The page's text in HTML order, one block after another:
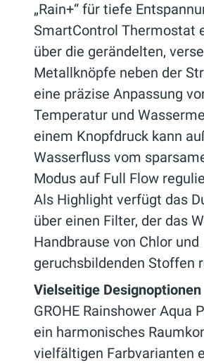
„Rain+“ für tiefe
SmartControl Thermostat
über die gerändelten,
Metallknöpfe neben der
eine präzise Anpassung
Temperatur und
einem Knopfdruck kann
Wasserfluss vom
Modus auf Full Flow
Als Highlight verfügt das
über einen Filter, der das
Handbrause von Chlor und
geruchsbildenden Stoffen
Vielseitige Designoptionen
GROHE Rainshower Aqua
ein harmonisches
vielfältigen Farbvarianten